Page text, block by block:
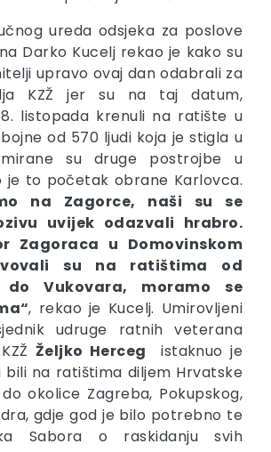
ureda odsjeka za poslove
Darko Kucelj rekao je kako su
upravo ovaj dan odabrali za
KZŽ jer su na taj datum,
listopada krenuli na ratište u
od 570 ljudi koja je stigla u
su druge postrojbe u
je to početak obrane Karlovca.
na Zagorce, naši su se
uvijek odazvali hrabro.
Zagoraca u Domovinskom
su na ratištima od
do Vukovara, moramo se
, rekao je Kucelj. Umirovljeni
udruge ratnih veterana
Željko Herceg istaknuo je
bili na ratištima diljem Hrvatske
okolice Zagreba, Pokupskog,
gdje god je bilo potrebno te
Sabora o raskidanju svih